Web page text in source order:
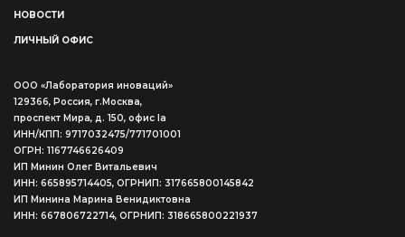
НОВОСТИ
ЛИЧНЫЙ ОФИС
ООО «Лаборатория иноваций»
129366, Россия, г.Москва,
проспект Мира, д. 150, офис Ia
ИНН/КПП: 9717032475/771701001
ОГРН: 1167746626409
ИП Минин Олег Витальевич
ИНН: 665895714405, ОГРНИП: 317665800145842
ИП Минина Марина Венидиктовна
ИНН: 667806722714, ОГРНИП: 318665800221937